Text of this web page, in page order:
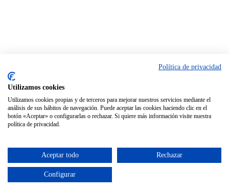
Política de privacidad
Utilizamos cookies
Utilizamos cookies propias y de terceros para mejorar nuestros servicios mediante el
análisis de sus hábitos de navegación. Puede aceptar las cookies haciendo clic en el
botón «Aceptar» o configurarlas o rechazar. Si quiere más información visite nuestra
política de privacidad.
Aceptar todo Rechazar
Configurar